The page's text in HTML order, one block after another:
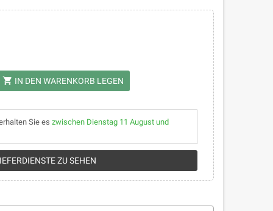
shopping_cart IN DEN WARENKORB LEGEN
Sie es zwischen Dienstag 11 August und
ZU SEHEN